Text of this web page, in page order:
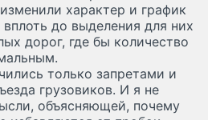
характер и график
до выделения для них
дорог, где бы количество
только запретами и
грузовиков. И я не
объясняющей, почему